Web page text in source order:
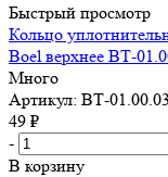
Быстрый просмотр
Кольцо
Boel верхнее ВТ-
Много
Артикул: ВТ-
49 ₽
-
В корзину